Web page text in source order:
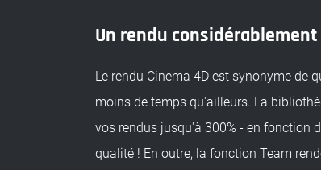
Un rendu considérablement
Le rendu Cinema 4D est synonyme de
moins de temps qu'ailleurs. La
vos rendus jusqu'à 300% - en fonction
qualité ! En outre, la fonction Team